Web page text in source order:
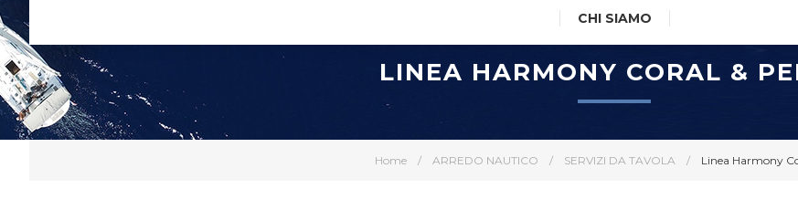
CHI SIAMO
Home / ARREDO NAUTICO / SERVIZI DA TAVOLA / Linea Harmony
LINEA HARMONY CORAL &